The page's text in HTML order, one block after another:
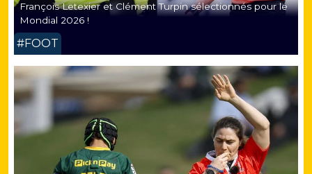
François Letexier et Clément Turpin sélectionnés pour le
Mondial 2026 !
#FOOT